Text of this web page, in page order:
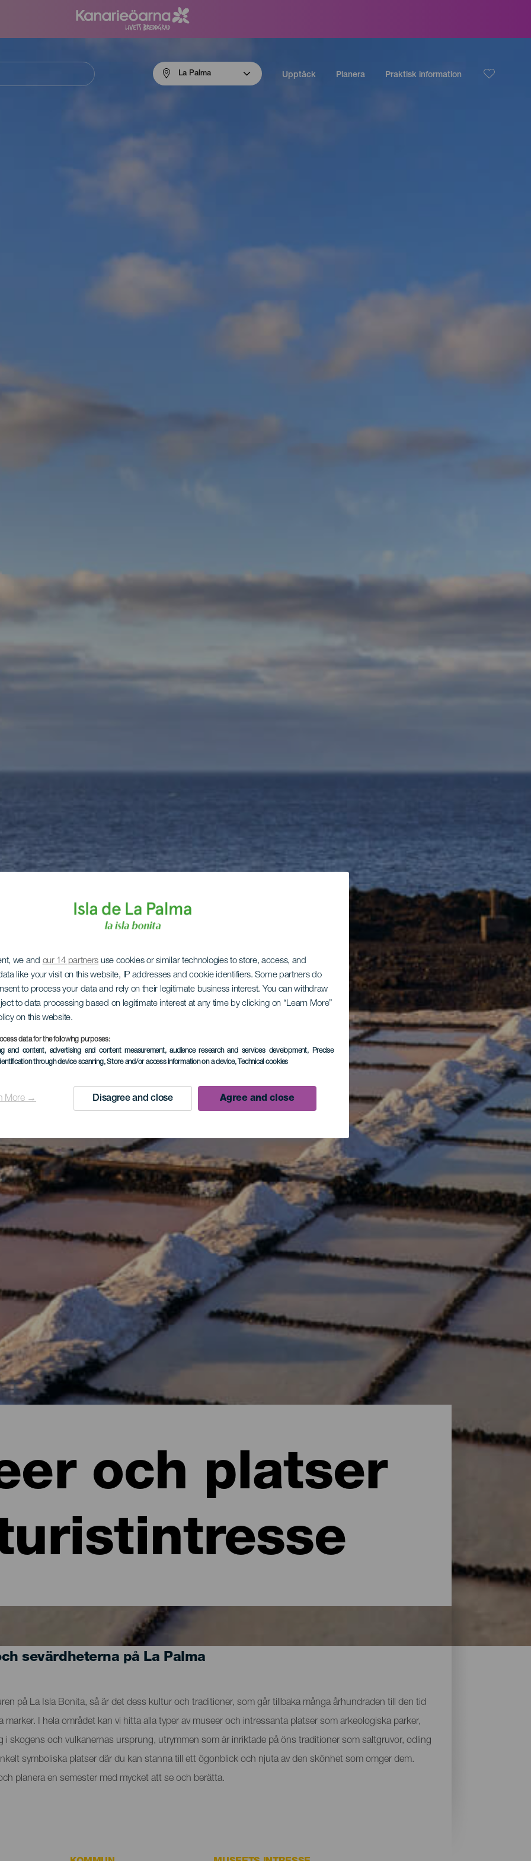
we and our 14 partners use cookies or similar technologies to store, access, and
like your visit on this website, IP addresses and cookie identifiers. Some partners do
to process your data and rely on their legitimate business interest. You can withdraw
to data processing based on legitimate interest at any time by clicking on “Learn More”
on this website.
data for the following purposes:
and content, advertising and content measurement, audience research and services development, Precise
through device scanning, Store and/or access information on a device, Technical cookies
More → Disagree and close Agree and close
La Palma Upptäck Planera Praktisk information
och platser
sevärdheterna på La Palma
på La Isla Bonita, så är det dess kultur och traditioner, som går tillbaka många århundraden till den tid
I hela området kan vi hitta alla typer av museer och intressanta platser som arkeologiska parker,
skogens och vulkanernas ursprung, utrymmen som är inriktade på öns traditioner som saltgruvor, odling
symboliska platser där du kan stanna till ett ögonblick och njuta av den skönhet som omger dem.
planera en semester med mycket att se och berätta.